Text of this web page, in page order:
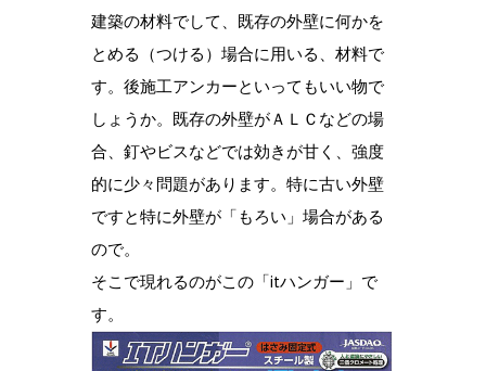
建築の材料でして、既存の外壁に何かを
とめる（つける）場合に用いる、材料で
す。後施工アンカーといってもいい物で
しょうか。既存の外壁がＡＬＣなどの場
合、釘やビスなどでは効きが甘く、強度
的に少々問題があります。特に古い外壁
ですと特に外壁が「もろい」場合がある
ので。
そこで現れるのがこの「itハンガー」で
す。